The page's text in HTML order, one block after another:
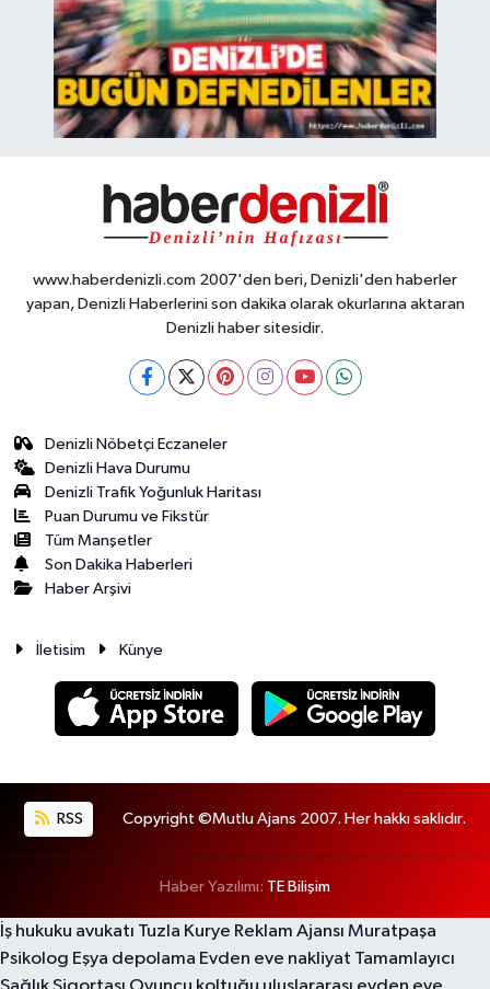
www.haberdenizli.com 2007'den beri, Denizli'den haberler
yapan, Denizli Haberlerini son dakika olarak okurlarına aktaran
Denizli haber sitesidir.
Denizli Nöbetçi Eczaneler
Denizli Hava Durumu
Denizli Trafik Yoğunluk Haritası
Puan Durumu ve Fikstür
Tüm Manşetler
Son Dakika Haberleri
Haber Arşivi
İletisim Künye
RSS Copyright ©Mutlu Ajans 2007. Her hakkı saklıdır.
Haber Yazılımı: TE Bilişim
İş hukuku avukatı Tuzla Kurye Reklam Ajansı Muratpaşa
Psikolog Eşya depolama Evden eve nakliyat Tamamlayıcı